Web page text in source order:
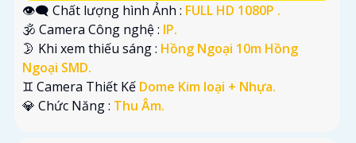
👁️‍🗨 Chất lượng hình Ảnh : FULL HD 1080P .
🕉️ Camera Công nghệ : IP.
🌛 Khi xem thiếu sáng : Hồng Ngoại 10m Hồng
Ngoại SMD.
♊ Camera Thiết Kế Dome Kim loại + Nhựa.
️💎 Chức Năng : Thu Âm.